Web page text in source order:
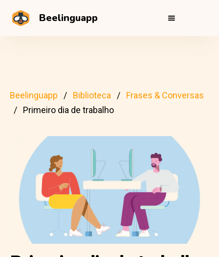
Beelinguapp
Beelinguapp Biblioteca
Frases & Conversas
Primeiro dia de trabalho